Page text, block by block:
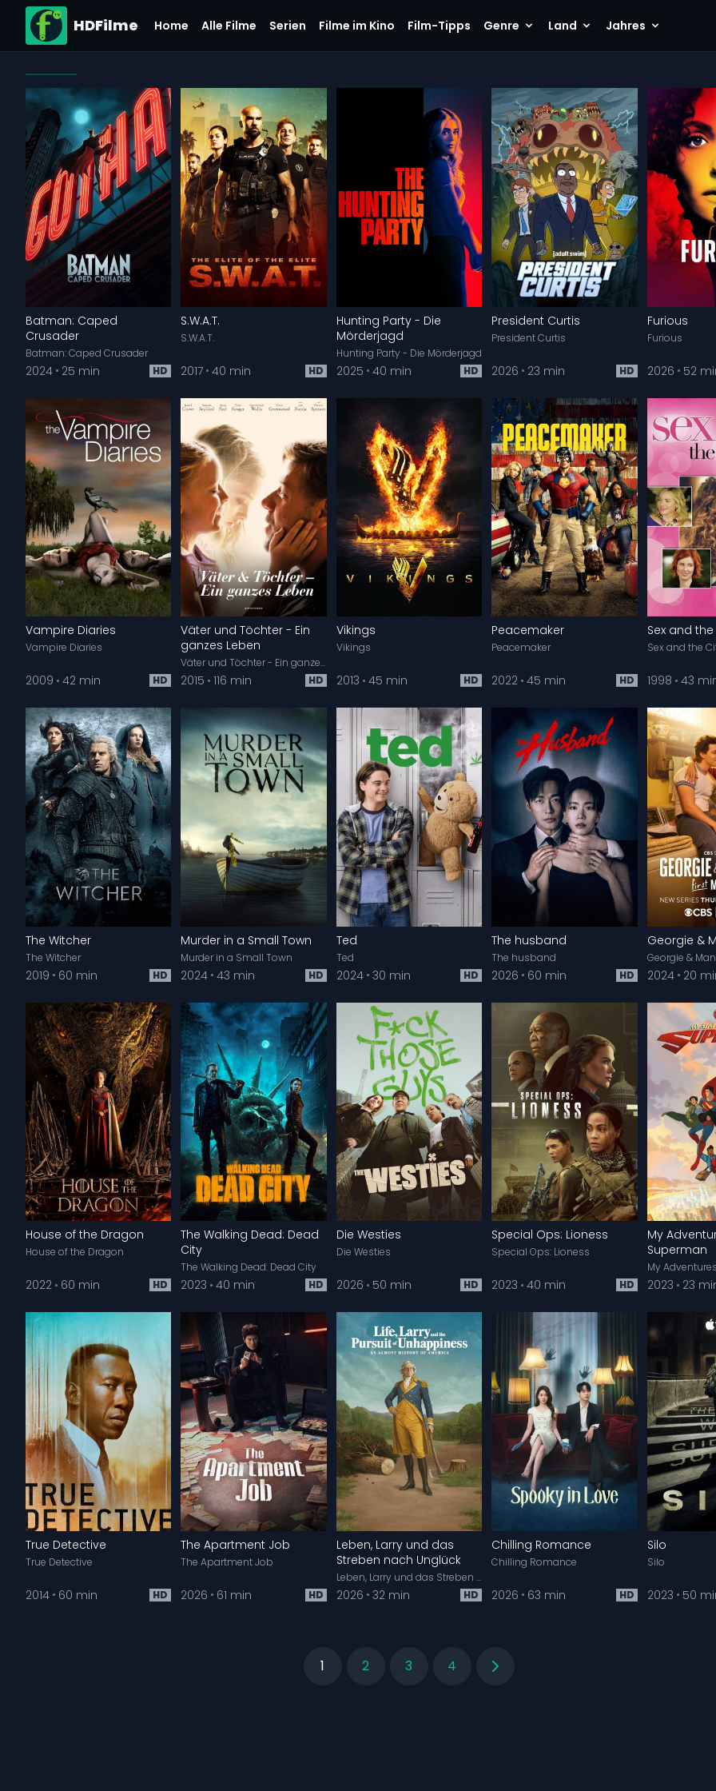
HDFilme Home Alle Filme Serien Filme im Kino Film-Tipps Genre Land Jahres
Batman: Caped
Crusader
Batman: Caped Crusader
2024 25 min HD
S.W.A.T.
S.W.A.T.
2017 40 min HD
Hunting Party - Die
Mörderjagd
Hunting Party - Die Mörderjagd
2025 40 min HD
President Curtis
President Curtis
2026 23 min HD
Furious
Furious
2026 52
Vampire Diaries
Vampire Diaries
2009 42 min HD
Väter und Töchter - Ein
ganzes Leben
Väter und Töchter - Ein ganzes Leben
2015 116 min HD
Vikings
Vikings
2013 45 min HD
Peacemaker
Peacemaker
2022 45 min HD
Sex and
Sex and the
1998 43
The Witcher
The Witcher
2019 60 min HD
Murder in a Small Town
Murder in a Small Town
2024 43 min HD
Ted
Ted
2024 30 min HD
The husband
The husband
2026 60 min HD
Georgie &
Georgie &
2024 20
House of the Dragon
House of the Dragon
2022 60 min HD
The Walking Dead: Dead
City
The Walking Dead: Dead City
2023 40 min HD
Die Westies
Die Westies
2026 50 min HD
Special Ops: Lioness
Special Ops: Lioness
2023 40 min HD
My
Superman
2023 23
True Detective
True Detective
2014 60 min HD
The Apartment Job
The Apartment Job
2026 61 min HD
Leben, Larry und das
Streben nach Unglück
Leben, Larry und das Streben nach Unglück
2026 32 min HD
Chilling Romance
Chilling Romance
2026 63 min HD
Silo
Silo
2023 50
1 2 3 4